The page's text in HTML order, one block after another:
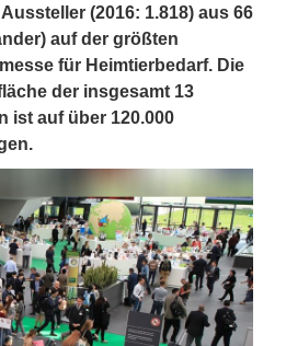
(2016: 1.818) aus 66
auf der größten
für Heimtierbedarf. Die
der insgesamt 13
ist auf über 120.000